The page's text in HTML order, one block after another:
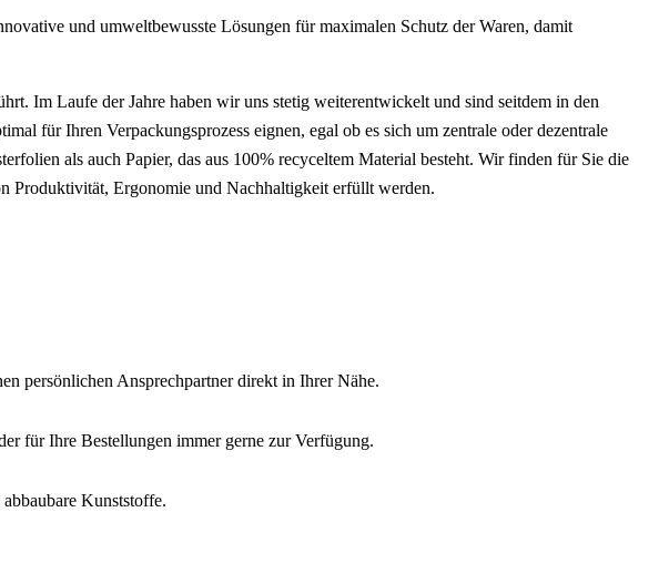
und umweltbewusste Lösungen für maximalen Schutz der Waren, damit
Im Laufe der Jahre haben wir uns stetig weiterentwickelt und sind seitdem in den
für Ihren Verpackungsprozess eignen, egal ob es sich um zentrale oder dezentrale
als auch Papier, das aus 100% recyceltem Material besteht. Wir finden für Sie die
Produktivität, Ergonomie und Nachhaltigkeit erfüllt werden.
persönlichen Ansprechpartner direkt in Ihrer Nähe.
für Ihre Bestellungen immer gerne zur Verfügung.
Kunststoffe.